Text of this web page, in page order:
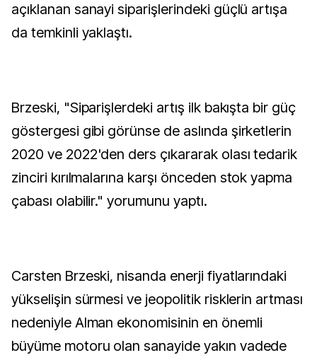
açıklanan sanayi siparişlerindeki güçlü artışa
da temkinli yaklaştı.
Brzeski, "Siparişlerdeki artış ilk bakışta bir güç
göstergesi gibi görünse de aslında şirketlerin
2020 ve 2022'den ders çıkararak olası tedarik
zinciri kırılmalarına karşı önceden stok yapma
çabası olabilir." yorumunu yaptı.
Carsten Brzeski, nisanda enerji fiyatlarındaki
yükselişin sürmesi ve jeopolitik risklerin artması
nedeniyle Alman ekonomisinin en önemli
büyüme motoru olan sanayide yakın vadede